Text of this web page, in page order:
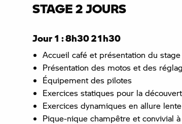
STAGE 2 JOURS
Jour 1 : 8h30 21h30
Accueil café et présentation du stage
Présentation des motos et des
Équipement des pilotes
Exercices statiques pour la
Exercices dynamiques en allure
Pique-nique champêtre et convivial